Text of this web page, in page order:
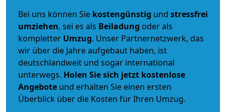
Bei uns können Sie kostengünstig und stressfrei
umziehen, sei es als Beiladung oder als
kompletter Umzug. Unser Partnernetzwerk, das
wir über die Jahre aufgebaut haben, ist
deutschlandweit und sogar international
unterwegs. Holen Sie sich jetzt kostenlose
Angebote und erhalten Sie einen ersten
Überblick über die Kosten für Ihren Umzug.